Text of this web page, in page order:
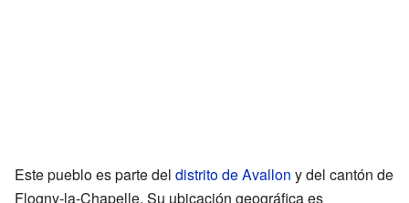
Este pueblo es parte del distrito de Avallon y del cantón de
Flogny-la-Chapelle. Su ubicación geográfica es